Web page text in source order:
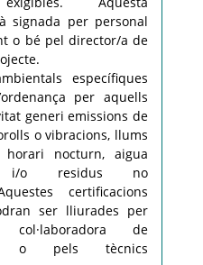
signada per personal
o bé pel director/a de
específiques
per aquells
generi emissions de
o vibracions, llums
nocturn, aigua
i/o residus no
certificacions
ser lliurades per
de
o pels tècnics